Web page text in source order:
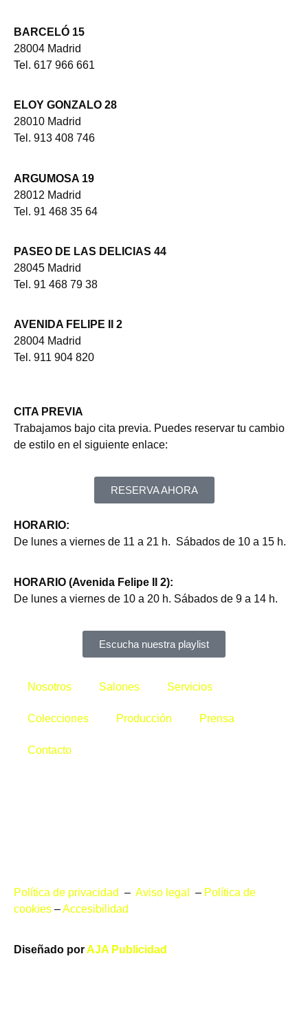
BARCELÓ 15
28004 Madrid
Tel. 617 966 661
ELOY GONZALO 28
28010 Madrid
Tel. 913 408 746
ARGUMOSA 19
28012 Madrid
Tel. 91 468 35 64
PASEO DE LAS DELICIAS 44
28045 Madrid
Tel. 91 468 79 38
AVENIDA FELIPE II 2
28004 Madrid
Tel. 911 904 820
CITA PREVIA
Trabajamos bajo cita previa. Puedes reservar tu cambio
de estilo en el siguiente enlace:
RESERVA AHORA
HORARIO:
De lunes a viernes de 11 a 21 h. Sábados de 10 a 15 h.
HORARIO (Avenida Felipe II 2):
De lunes a viernes de 10 a 20 h. Sábados de 9 a 14 h.
Escucha nuestra playlist
Nosotros Salones Servicios
Colecciones Producción Prensa
Contacto
Política de privacidad – Aviso legal – Política de
cookies –Accesibilidad
Diseñado porAJA Publicidad